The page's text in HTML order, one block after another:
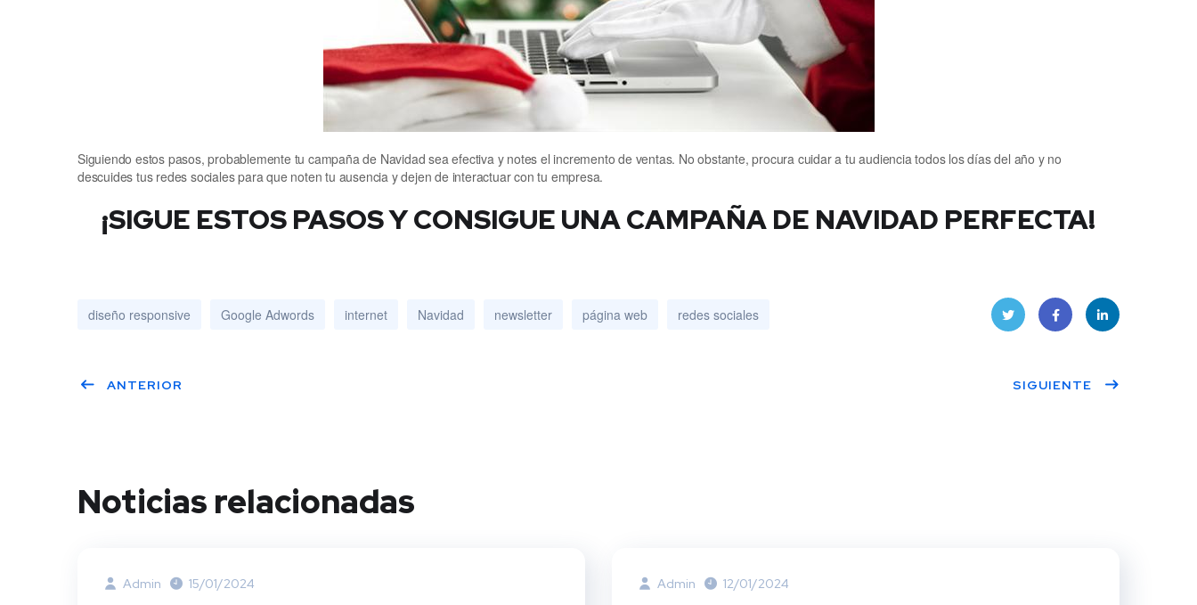
Siguiendo estos pasos, probablemente tu campaña de Navidad sea efectiva y notes el incremento de ventas. No obstante, procura cuidar a tu audiencia todos los días del año y no
descuides tus redes sociales para que noten tu ausencia y dejen de interactuar con tu empresa.
¡SIGUE ESTOS PASOS Y CONSIGUE UNA CAMPAÑA DE NAVIDAD PERFECTA!
diseño responsive Google Adwords internet Navidad newsletter página web redes sociales
er book dIn
ANTERIOR SIGUIENTE
Noticias relacionadas
Admin 15/01/2024 Admin 12/01/2024